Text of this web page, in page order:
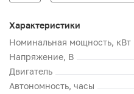
Характеристики
Номинальная мощность, кВт
Напряжение, В
Двигатель
Автономность, часы